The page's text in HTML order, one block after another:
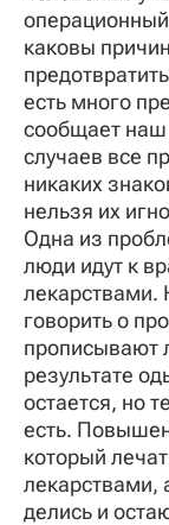
каковы
есть много
сообщает наш
случаев все
никаких
нельзя их
Одна из
люди идут к
говорить о
прописывают
результате
остается, но
есть.
который
лекарствами,
делись и